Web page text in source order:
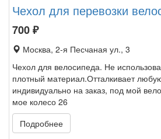
Чехол для перевозки
700₽
Москва, 2-я Песчаная ул., 3
Чехол для велосипеда. Не
плотный материал.Отталкивает
индивидуально на заказ, под мой
мое колесо 26
Подробнее